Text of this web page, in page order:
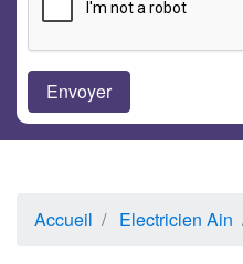
Accueil Electricien Ain